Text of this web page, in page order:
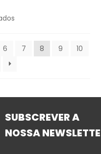
6 7 8 9
10
SUBSCREVER A
NOSSA